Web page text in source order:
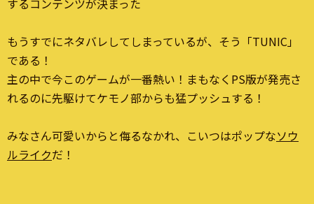
するコンテンツが決まった
もうすでにネタバレしてしまっているが、そう「TUNIC」
である！
主の中で今このゲームが一番熱い！まもなくPS版が発売さ
れるのに先駆けてケモノ部からも猛プッシュする！
みなさん可愛いからと侮るなかれ、こいつはポップなソウ
ルライクだ！